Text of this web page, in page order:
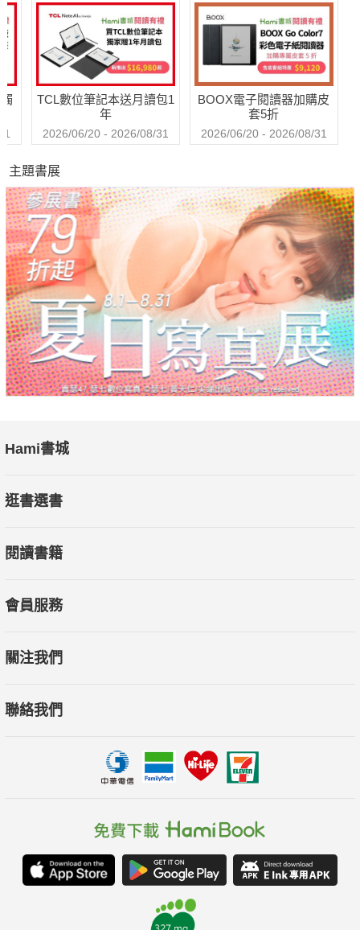
TCL數位筆記本送月讀包1
年
2026/06/20 - 2026/08/31
BOOX電子閱讀器加購皮
套5折
2026/06/20 - 2026/08/31
主題書展
Hami書城
逛書選書
閱讀書籍
會員服務
關注我們
聯絡我們